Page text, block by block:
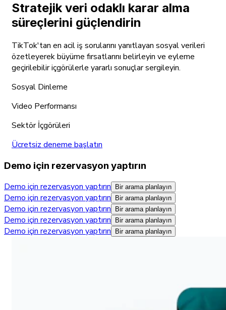
Stratejik veri odaklı karar alma
süreçlerini güçlendirin
TikTok'tan en acil iş sorularını yanıtlayan sosyal verileri
özetleyerek büyüme fırsatlarını belirleyin ve eyleme
geçirilebilir içgörülerle yararlı sonuçlar sergileyin.
Sosyal Dinleme
Video Performansı
Sektör İçgörüleri
Ücretsiz deneme başlatın
Demo için rezervasyon yaptırın
Demo için rezervasyon yaptırın Bir arama planlayın
Demo için rezervasyon yaptırın Bir arama planlayın
Demo için rezervasyon yaptırın Bir arama planlayın
Demo için rezervasyon yaptırın Bir arama planlayın
Demo için rezervasyon yaptırın Bir arama planlayın